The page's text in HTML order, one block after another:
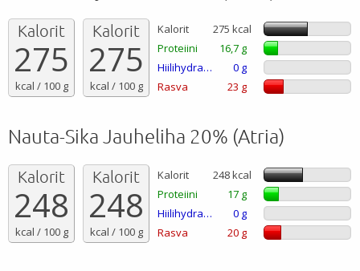
Kalorit
275
kcal / 100 g
Kalorit
275
kcal / 100 g
Kalorit
275 kcal
Proteiini
16,7 g
Hiilihydraatti
0 g
Rasva
23 g
Nauta-Sika Jauheliha 20% (Atria)
Kalorit
248
kcal / 100 g
Kalorit
248
kcal / 100 g
Kalorit
248 kcal
Proteiini
17 g
Hiilihydraatti
0 g
Rasva
20 g